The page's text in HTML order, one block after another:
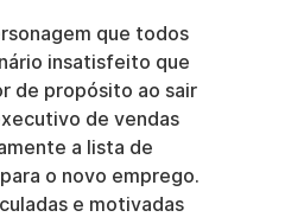
que todos
insatisfeito que
de propósito ao sair
de vendas
a lista de
o novo emprego.
e motivadas